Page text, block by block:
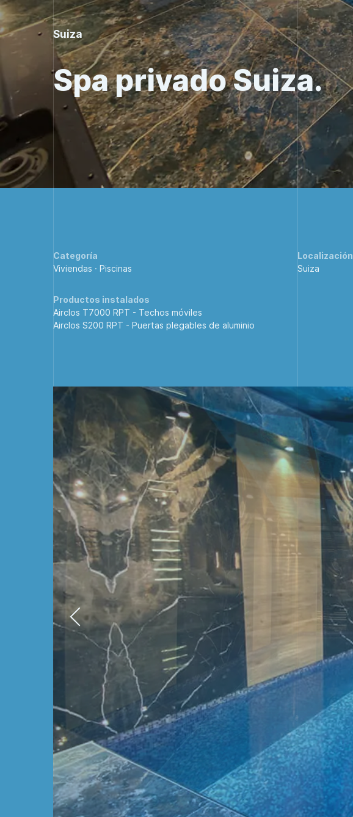
Suiza
Spa privado Suiza.
Categoría
Viviendas · Piscinas
Localización
Suiza
Productos instalados
Airclos T7000 RPT - Techos móviles
Airclos S200 RPT - Puertas plegables de aluminio